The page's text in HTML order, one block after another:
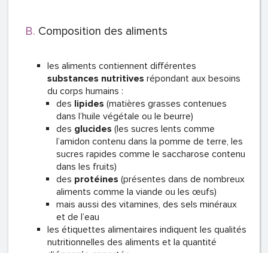
Composition des aliments
les aliments contiennent différentes
substances nutritives répondant aux besoins
du corps humains :
des lipides (matières grasses contenues
dans l’huile végétale ou le beurre)
des glucides (les sucres lents comme
l’amidon contenu dans la pomme de terre, les
sucres rapides comme le saccharose contenu
dans les fruits)
des protéines (présentes dans de nombreux
aliments comme la viande ou les œufs)
mais aussi des vitamines, des sels minéraux
et de l’eau
les étiquettes alimentaires indiquent les qualités
nutritionnelles des aliments et la quantité